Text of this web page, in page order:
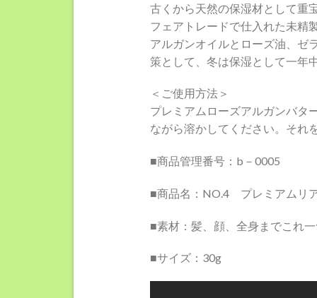
古くから天然の保湿材として重
フェアトレードで仕入れた未精
アルガンオイルとローズ油、ゼ
策として、冬は保湿として一年
＜ご使用方法＞
プレミアムローズアルガンバタ
ながら溶かしてください。それ
■商品管理番号：b－0005
■商品名：NO.4 プレミアムリ
■素材：髪、顔、全身までこれ
■サイズ：30g